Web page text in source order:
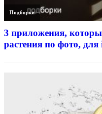
Подборки
3 приложения,
растения по фото,